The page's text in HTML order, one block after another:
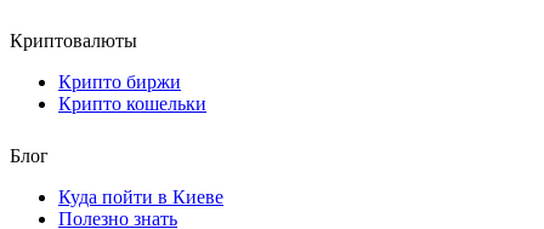
Криптовалюты
Крипто биржи
Крипто кошельки
Блог
Куда пойти в Киеве
Полезно знать